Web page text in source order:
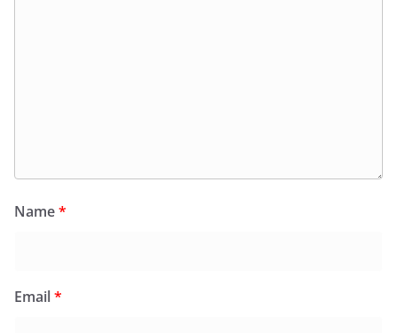
Name*
Email*